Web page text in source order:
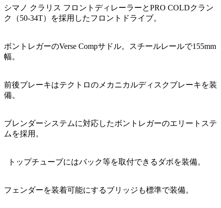
シマノ クラリス フロントディレーラーとPRO COLDクラン
ク（50-34T）を採用したフロントドライブ。
ボントレガーのVerse Compサドル。スチールレールで155mm
幅。
前後ブレーキはテクトロのメカニカルディスクブレーキを装
備。
ブレンダーシステムに対応したボントレガーのエリートステ
ムを採用。
トップチューブにはバック等を取付できるダボを装備。
フェンダーを装着可能にするブリッジも標準で装備。